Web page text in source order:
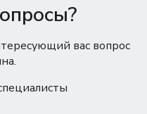
вас вопрос